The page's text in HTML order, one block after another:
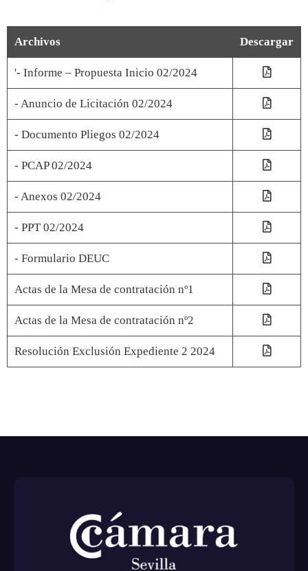
Archivos Descargar
'- Informe – Propuesta Inicio 02/2024
- Anuncio de Licitación 02/2024
- Documento Pliegos 02/2024
- PCAP 02/2024
- Anexos 02/2024
- PPT 02/2024
- Formulario DEUC
Actas de la Mesa de contratación nº1
Actas de la Mesa de contratación nº2
Resolución Exclusión Expediente 2 2024